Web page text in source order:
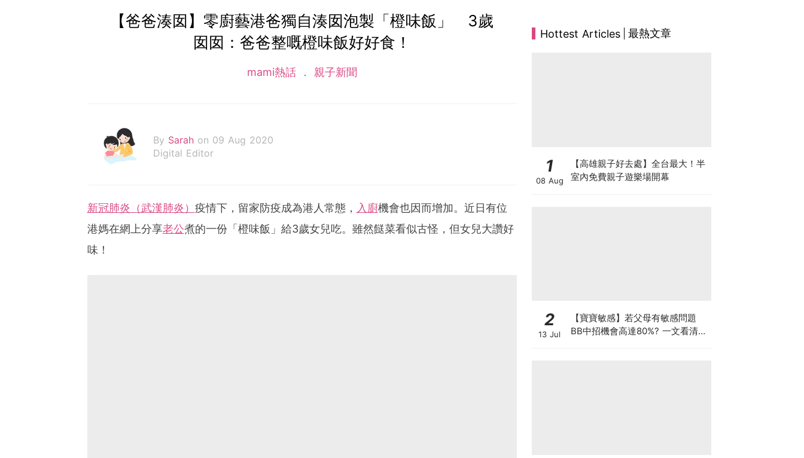
【爸爸湊囡】零廚藝港爸獨自湊囡泡製「橙味飯」 3歲
囡囡：爸爸整嘅橙味飯好好食！
mami熱話 親子新聞
By Sarah on 09 Aug 2020
Digital Editor
新冠肺炎（武漢肺炎） 疫情下，留家防疫成為港人常態， 入廚機會也因而增加。近日有位
港媽在網上分享老公煮的一份「橙味飯」給3歲女兒吃。雖然餸菜看似古怪，但女兒大讚好
味！
Hottest Articles 最熱文章
1
08 Aug
【高雄親子好去處】全台最大！半
室內免費親子遊樂場開幕
2
13 Jul
【寶寶敏感】若父母有敏感問題
BB中招機會高達80%? 一文看清預